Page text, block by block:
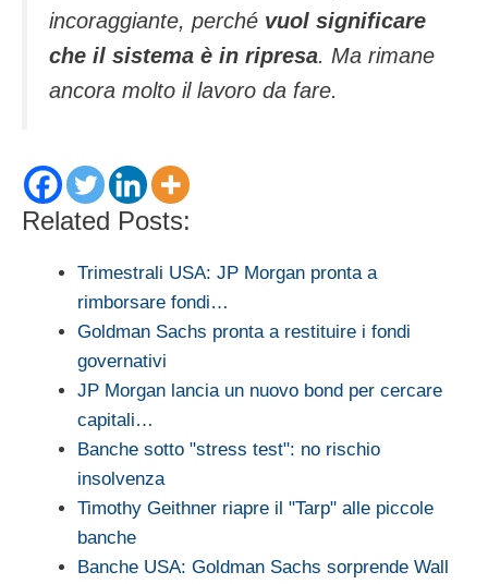
incoraggiante, perché vuol significare
che il sistema è in ripresa. Ma rimane
ancora molto il lavoro da fare.
Related Posts:
Trimestrali USA: JP Morgan pronta a
rimborsare fondi…
Goldman Sachs pronta a restituire i fondi
governativi
JP Morgan lancia un nuovo bond per cercare
capitali…
Banche sotto "stress test": no rischio
insolvenza
Timothy Geithner riapre il "Tarp" alle piccole
banche
Banche USA: Goldman Sachs sorprende Wall